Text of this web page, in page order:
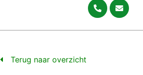
Terug naar overzicht